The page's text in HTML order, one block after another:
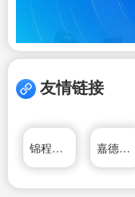
友情链接
锦程物流网 嘉德移民